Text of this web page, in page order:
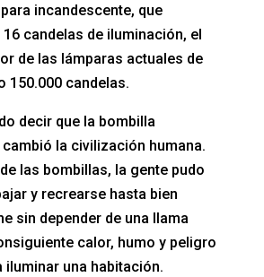
incandescente, que
candelas de iluminación, el
de las lámparas actuales de
150.000 candelas.
decir que la bombilla
la civilización humana.
las bombillas, la gente pudo
y recrearse hasta bien
sin depender de una llama
calor, humo y peligro
iluminar una habitación.